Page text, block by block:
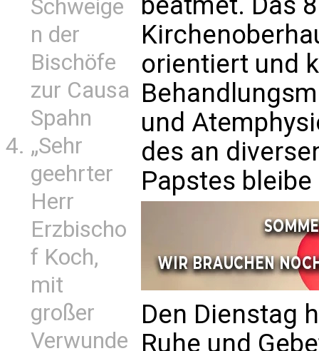
Schweige
n der
Bischöfe
zur Causa
Spahn
„Sehr
geehrter
Herr
Erzbischo
f Koch,
mit
großer
Verwunde
orientiert und
und
des an
Papstes
Den Dienstag
Ruhe und